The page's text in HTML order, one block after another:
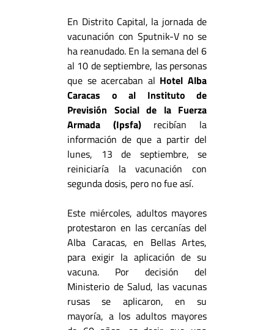
En Distrito Capital, la jornada de
vacunación con Sputnik-V no se
ha reanudado. En la semana del 6
al 10 de septiembre, las personas
que se acercaban al Hotel Alba
Caracas o al Instituto de
Previsión Social de la Fuerza
Armada (Ipsfa)recibían la
información de que a partir del
lunes, 13 de septiembre, se
reiniciaría la vacunación con
segunda dosis, pero no fue así.
Este miércoles, adultos mayores
protestaron en las cercanías del
Alba Caracas, en Bellas Artes,
para exigir la aplicación de su
vacuna. Por decisión del
Ministerio de Salud, las vacunas
rusas se aplicaron, en su
mayoría, a los adultos mayores